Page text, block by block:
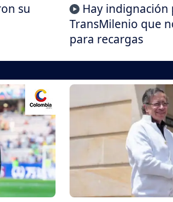
su
Hay
TransMilenio que
para recargas